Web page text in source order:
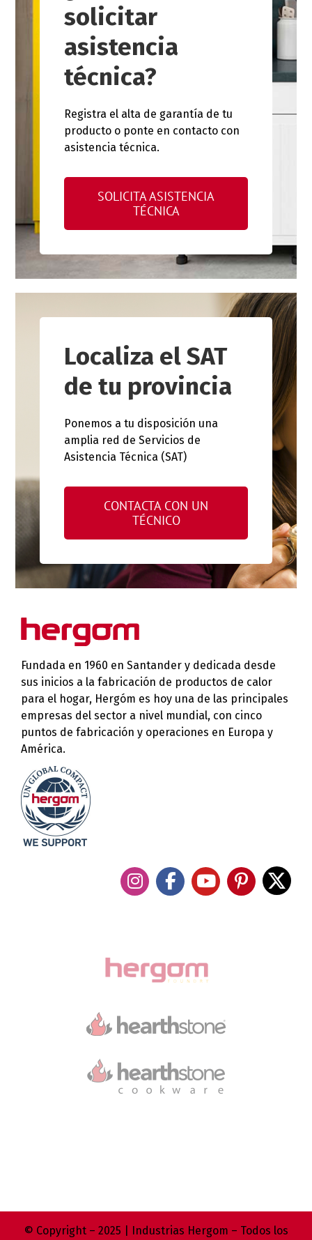
solicitar
asistencia
técnica?
Registra el alta de garantía de tu
producto o ponte en contacto con
asistencia técnica.
SOLICITA ASISTENCIA
TÉCNICA
Localiza el SAT
de tu provincia
Ponemos a tu disposición una
amplia red de Servicios de
Asistencia Técnica (SAT)
CONTACTA CON UN
TÉCNICO
Fundada en 1960 en Santander y dedicada desde
sus inicios a la fabricación de productos de calor
para el hogar, Hergóm es hoy una de las principales
empresas del sector a nivel mundial, con cinco
puntos de fabricación y operaciones en Europa y
América.
© Copyright – 2025 | Industrias Hergom – Todos los